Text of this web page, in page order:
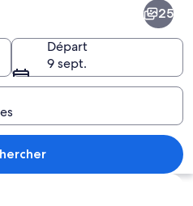
Une jetée en bois s’étendant dans
25
Départ
9 sept.